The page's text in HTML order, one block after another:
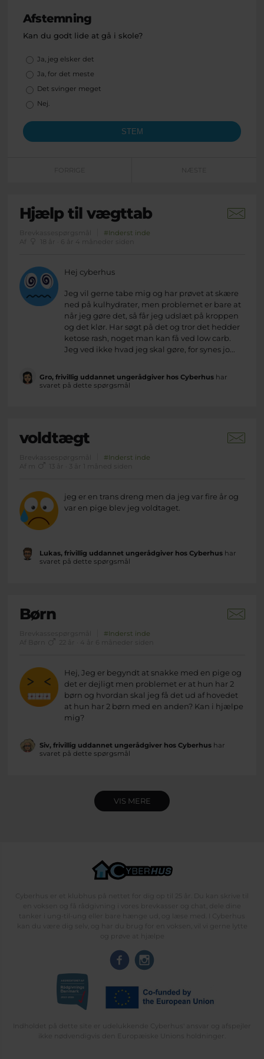
Afstemning
Kan du godt lide at gå i skole?
Valgmuligheder
Ja, jeg elsker det
Ja, for det meste
Det svinger meget
Nej.
FORRIGE NÆSTE
Hjælp til vægttab
Brevkassespørgsmål
#Inderst inde
Af
18 år · 6 år 4 måneder siden
Hej cyberhus
Jeg vil gerne tabe mig og har prøvet at skære
ned på kulhydrater, men problemet er bare at
når jeg gøre det, så får jeg udslæt på kroppen
og det klør. Har søgt på det og tror det hedder
ketose rash, noget man kan få ved low carb.
Jeg ved ikke hvad jeg skal gøre, for synes jo...
Gro, frivillig uddannet ungerådgiver hos Cyberhushar
svaret på dette spørgsmål
voldtægt
Brevkassespørgsmål
#Inderst inde
Af m
jeg er en trans dreng men da jeg var fire år og
var en pige blev jeg voldtaget.
Lukas, frivillig uddannet ungerådgiver hos Cyberhushar
svaret på dette spørgsmål
Børn
Brevkassespørgsmål
#Inderst inde
Af Børn
22 år · 4 år 6 måneder siden
Hej, Jeg er begyndt at snakke med en pige og
det er dejligt men problemet er at hun har 2
børn og hvordan skal jeg få det ud af hovedet
at hun har 2 børn med en anden? Kan i hjælpe
mig?
Siv, frivillig uddannet ungerådgiver hos Cyberhushar
svaret på dette spørgsmål
VIS MERE
Cyberhus er et klubhus på nettet for dig op til 25 år. Du kan skrive til
en voksen og få rådgivning i vores brevkasser og chat, dele dine
tanker i ung-til-ung eller bare hænge ud, og læse med. I Cyberhus
kan du være dig selv, og har du brug for en voksen, vil vi gerne lytte
og prøve at hjælpe
Indholdet på dette site er udelukkende Cyberhus' ansvar og afspejler
ikke nødvendigvis den Europæiske Unions holdninger.